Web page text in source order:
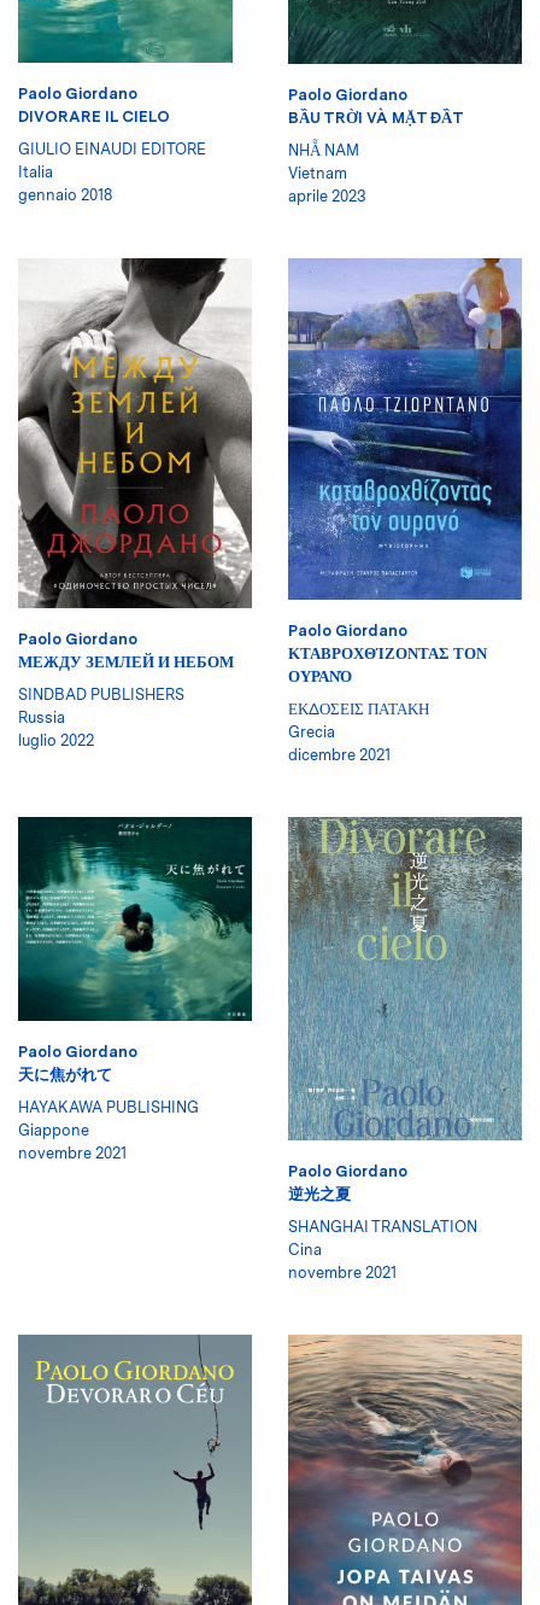
Paolo Giordano
DIVORARE IL CIELO
GIULIO EINAUDI EDITORE
Italia
gennaio 2018
Paolo Giordano
BẦU TRỜI VÀ MẶT ĐẦT
NHẴ NAM
Vietnam
aprile 2023
Paolo Giordano
МЕЖДУ ЗЕМЛЕЙ И НЕБОМ
SINDBAD PUBLISHERS
Russia
luglio 2022
Paolo Giordano
ΚΤΑΒΡΟΧΘΊΖΟΝΤΑΣ ΤΟΝ
ΟΥΡΑΝΌ
ΕΚΔΟΣΕΙΣ ΠΑΤΑΚΗ
Grecia
dicembre 2021
Paolo Giordano
天に焦がれて
HAYAKAWA PUBLISHING
Giappone
novembre 2021
Paolo Giordano
逆光之夏
SHANGHAI TRANSLATION
Cina
novembre 2021